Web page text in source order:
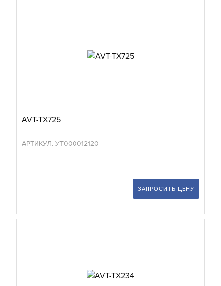
AVT-TX725
АРТИКУЛ: УТ000012120
ЗАПРОСИТЬ ЦЕНУ